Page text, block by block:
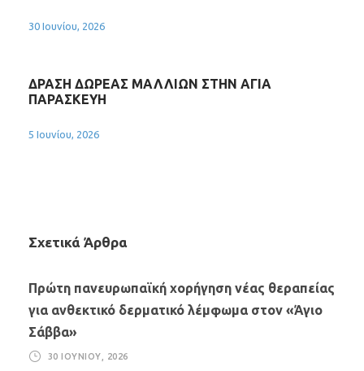
30 Ιουνίου, 2026
ΔΡΑΣΗ ΔΩΡΕΑΣ ΜΑΛΛΙΩΝ ΣΤΗΝ ΑΓΙΑ
ΠΑΡΑΣΚΕΥΗ
5 Ιουνίου, 2026
Σχετικά Άρθρα
Πρώτη πανευρωπαϊκή χορήγηση νέας θεραπείας
για ανθεκτικό δερματικό λέμφωμα στον «Άγιο
Σάββα»
30 ΙΟΥΝΊΟΥ, 2026